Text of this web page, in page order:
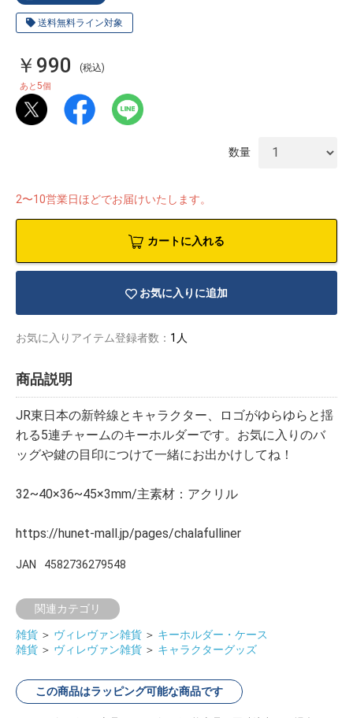
送料無料ライン対象
￥990 (税込)
あと5個
数量
2〜10営業日ほどでお届けいたします。
カートに入れる
お気に入りに追加
お気に入りアイテム登録者数： 1人
商品説明
JR東日本の新幹線とキャラクター、ロゴがゆらゆらと揺
れる5連チャームのキーホルダーです。お気に入りのバ
ッグや鍵の目印につけて一緒にお出かけしてね！
32~40×36~45×3mm/主素材：アクリル
https://hunet-mall.jp/pages/chalafulliner
JAN 4582736279548
関連カテゴリ
雑貨 ＞ ヴィレヴァン雑貨 ＞ キーホルダー・ケース
雑貨 ＞ ヴィレヴァン雑貨 ＞ キャラクターグッズ
この商品はラッピング可能な商品です
アダルトグ